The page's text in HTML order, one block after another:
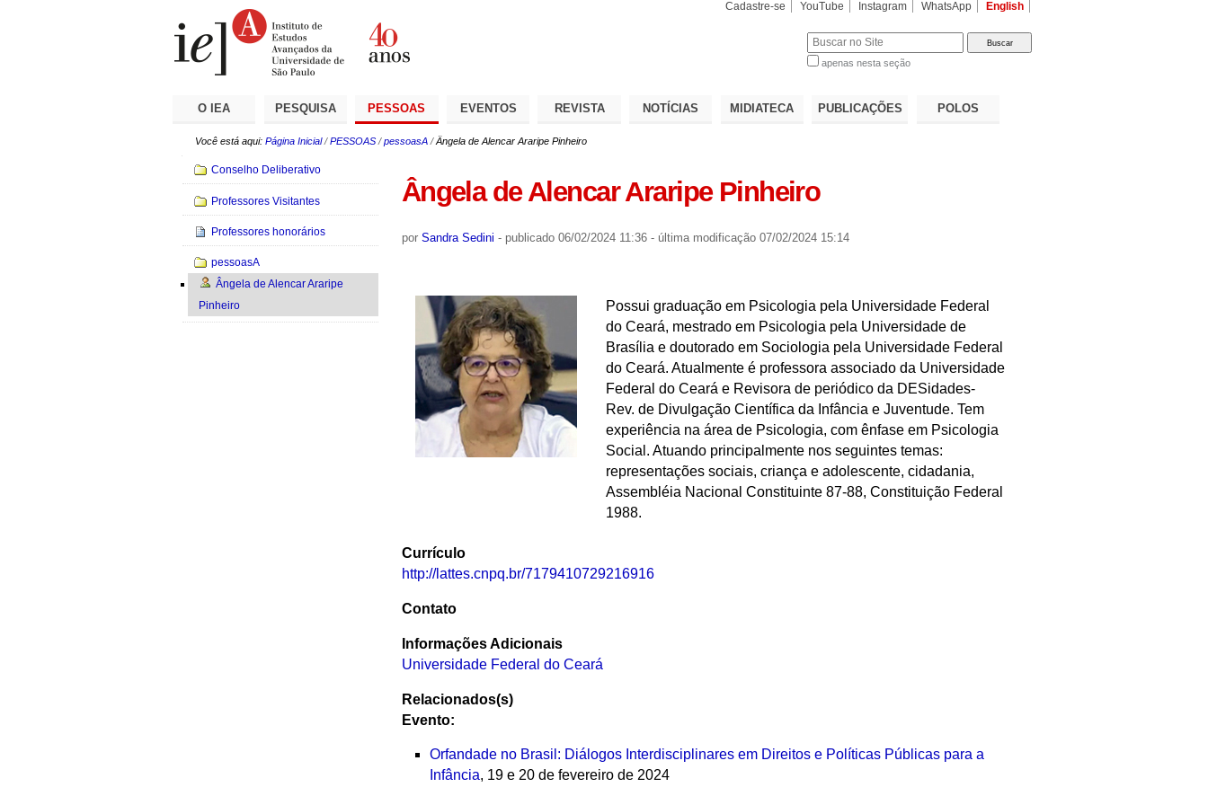
Cadastre-se YouTube Instagram WhatsApp English
apenas nesta seção
O IEA PESQUISA PESSOAS EVENTOS REVISTA NOTÍCIAS MIDIATECA PUBLICAÇÕES POLOS
Você está aqui: Página Inicial /PESSOAS /pessoasA /Ângela de Alencar Araripe Pinheiro
Ângela de Alencar Araripe Pinheiro
por Sandra Sedini - publicado06/02/2024 11:36 - última modificação07/02/2024 15:14
Possui graduação em Psicologia pela Universidade Federal
do Ceará, mestrado em Psicologia pela Universidade de
Brasília e doutorado em Sociologia pela Universidade Federal
do Ceará. Atualmente é professora associado da Universidade
Federal do Ceará e Revisora de periódico da DESidades-
Rev. de Divulgação Científica da Infância e Juventude. Tem
experiência na área de Psicologia, com ênfase em Psicologia
Social. Atuando principalmente nos seguintes temas:
representações sociais, criança e adolescente, cidadania,
Assembléia Nacional Constituinte 87-88, Constituição Federal
1988.
Currículo
http://lattes.cnpq.br/7179410729216916
Contato
Informações Adicionais
Universidade Federal do Ceará
Relacionados(s)
Evento:
Orfandade no Brasil: Diálogos Interdisciplinares em Direitos e Políticas Públicas para a
Infância, 19 e 20 de fevereiro de 2024
Navegação
Conselho Deliberativo
Professores Visitantes
Professores honorários
pessoasA
Ângela de Alencar Araripe
Pinheiro